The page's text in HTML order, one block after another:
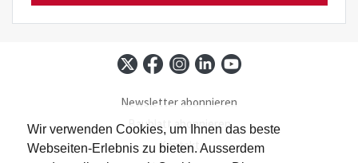
Wir verwenden Cookies, um Ihnen das beste
Webseiten-Erlebnis zu bieten. Ausserdem
Newsletter abonnieren
Baublatt abonnieren
Kontakt